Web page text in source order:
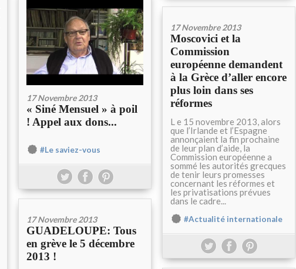
17 Novembre 2013
« Siné Mensuel » à poil
! Appel aux dons...
#Le saviez-vous
17 Novembre 2013
Moscovici et la
Commission
européenne demandent
à la Grèce d’aller encore
plus loin dans ses
réformes
L e 15 novembre 2013, alors
que l’Irlande et l’Espagne
annonçaient la fin prochaine
de leur plan d’aide, la
Commission européenne a
sommé les autorités grecques
de tenir leurs promesses
concernant les réformes et
les privatisations prévues
dans le cadre...
#Actualité internationale
17 Novembre 2013
GUADELOUPE: Tous
en grève le 5 décembre
2013 !